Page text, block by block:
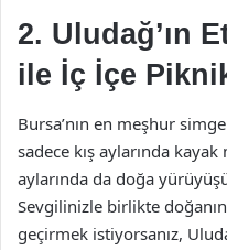
2. Uludağ’ın
ile İç İçe
Bursa’nın en meşhur
sadece kış aylarında
aylarında da doğa
Sevgilinizle birlikte
geçirmek istiyorsanız,